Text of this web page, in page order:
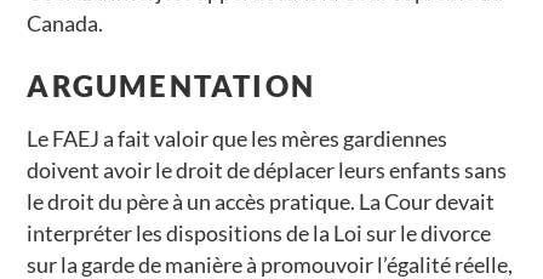
Canada.
ARGUMENTATION
Le FAEJ a fait valoir que les mères gardiennes
doivent avoir le droit de déplacer leurs enfants sans
le droit du père à un accès pratique. La Cour devait
interpréter les dispositions de la Loi sur le divorce
sur la garde de manière à promouvoir l’égalité réelle,